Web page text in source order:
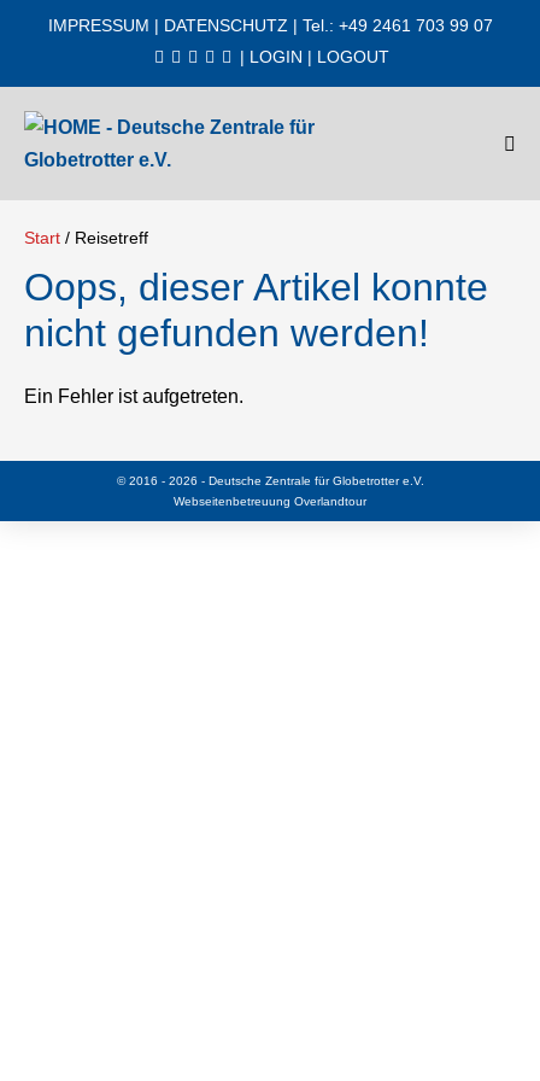
IMPRESSUM | DATENSCHUTZ | Tel.: +49 2461 703 99 07
| LOGIN | LOGOUT
Start / Reisetreff
Oops, dieser Artikel konnte
nicht gefunden werden!
Ein Fehler ist aufgetreten.
© 2016 - 2026 - Deutsche Zentrale für Globetrotter e.V.
Webseitenbetreuung Overlandtour